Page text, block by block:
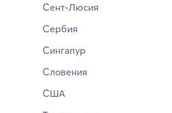
Сент-Люсия
Сербия
Сингапур
Словения
США